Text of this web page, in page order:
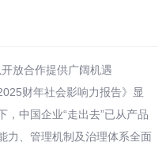
放合作提供广阔机遇
财年社会影响力报告》显
，中国企业“走出去”已从产品
力、管理机制及治理体系全面